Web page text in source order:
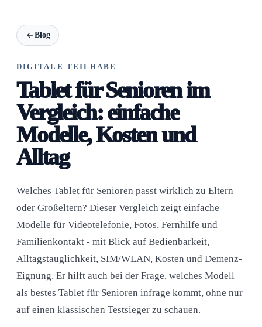
Blog
DIGITALE TEILHABE
Tablet für Senioren im
Vergleich: einfache
Modelle, Kosten und
Alltag
Welches Tablet für Senioren passt wirklich zu Eltern
oder Großeltern? Dieser Vergleich zeigt einfache
Modelle für Videotelefonie, Fotos, Fernhilfe und
Familienkontakt - mit Blick auf Bedienbarkeit,
Alltagstauglichkeit, SIM/WLAN, Kosten und Demenz-
Eignung. Er hilft auch bei der Frage, welches Modell
als bestes Tablet für Senioren infrage kommt, ohne nur
auf einen klassischen Testsieger zu schauen.